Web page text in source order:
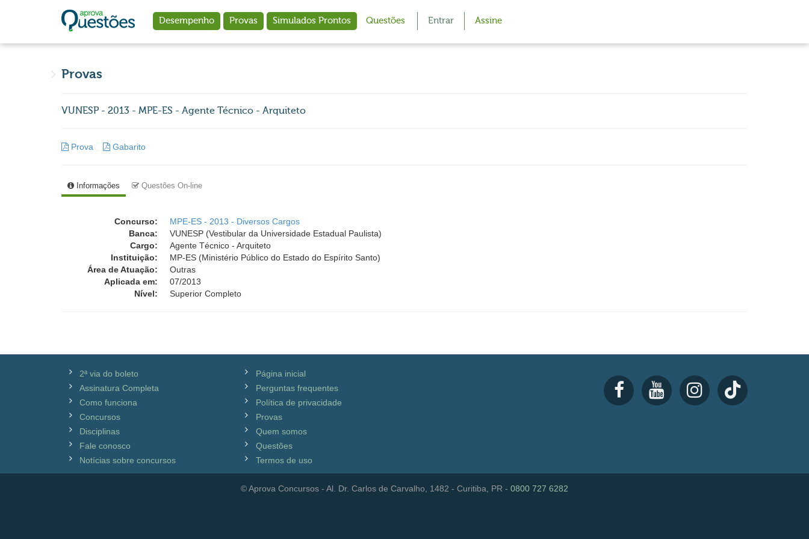
Desempenho Provas Simulados Prontos Questões Entrar Assine
Provas
VUNESP - 2013 - MPE-ES - Agente Técnico - Arquiteto
Prova Gabarito
Informações Questões On-line
Concurso:
MPE-ES - 2013 - Diversos Cargos
Banca:
VUNESP (Vestibular da Universidade Estadual Paulista)
Cargo:
Agente Técnico - Arquiteto
Instituição:
MP-ES (Ministério Público do Estado do Espírito Santo)
Área de Atuação:
Outras
Aplicada em:
07/2013
Nível:
Superior Completo
2ª via do boleto
Assinatura Completa
Como funciona
Concursos
Disciplinas
Fale conosco
Notícias sobre concursos
Página inicial
Perguntas frequentes
Política de privacidade
Provas
Quem somos
Questões
Termos de uso
© Aprova Concursos - Al. Dr. Carlos de Carvalho, 1482 - Curitiba, PR - 0800 727 6282